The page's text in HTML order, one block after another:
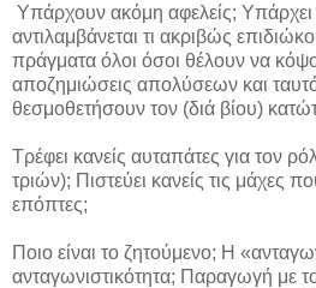
Υπάρχουν ακόμη αφελείς;
αντιλαμβάνεται τι ακριβώς
πράγματα όλοι όσοι θέλουν να
αποζημιώσεις απολύσεων και
θεσμοθετήσουν τον (διά βίου)
Τρέφει κανείς αυταπάτες για τον
τριών); Πιστεύει κανείς τις μάχες
επόπτες;
Ποιο είναι το ζητούμενο; Η
ανταγωνιστικότητα; Παραγωγή με